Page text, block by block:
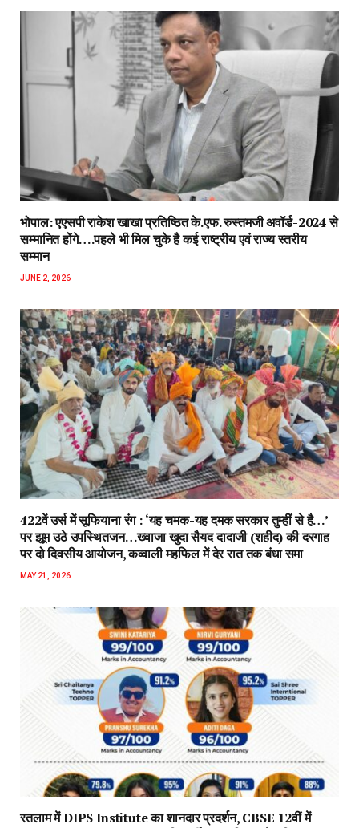
भोपाल: एएसपी राकेश‌ खाखा प्रतिष्ठित के.एफ. रुस्तमजी अवॉर्ड-2024 से
सम्मानित होंगे….पहले भी मिल चुके है कई राष्ट्रीय एवं राज्य स्तरीय
सम्मान
JUNE 2, 2026
422वें उर्स में सूफियाना रंग : ‘यह चमक-यह दमक सरकार तुम्हीं से है…’
पर झूम उठे उपस्थितजन…ख्वाजा खुदा सैयद दादाजी (शहीद) की दरगाह
पर दो दिवसीय आयोजन, कव्वाली महफिल में देर रात तक बंधा समा
MAY 21, 2026
रतलाम में DIPS Institute का शानदार प्रदर्शन, CBSE 12वीं में